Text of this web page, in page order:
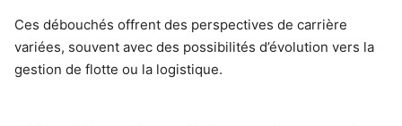
Ces débouchés offrent des perspectives de carrière
variées, souvent avec des possibilités d’évolution vers la
gestion de flotte ou la logistique.